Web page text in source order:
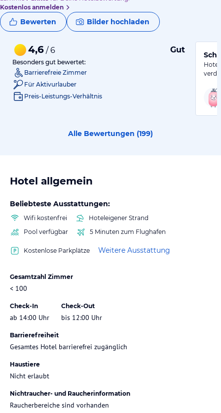
Kostenlos anmelden
Bewerten Bilder hochladen
4,6 / 6 Gut
Besonders gut bewertet:
Barrierefreie Zimmer
Für Aktivurlauber
Preis-Leistungs-Verhältnis
Alle Bewertungen (199)
Hotel allgemein
Beliebteste Ausstattungen:
Wifi kostenfrei
Hoteleigener Strand
Pool verfügbar
5 Minuten zum Flughafen
Kostenlose Parkplätze Weitere Ausstattung
Gesamtzahl Zimmer
< 100
Check-In
ab 14:00 Uhr
Check-Out
bis 12:00 Uhr
Barrierefreiheit
Gesamtes Hotel barrierefrei zugänglich
Haustiere
Nicht erlaubt
Nichtraucher- und Raucherinformation
Raucherbereiche sind vorhanden